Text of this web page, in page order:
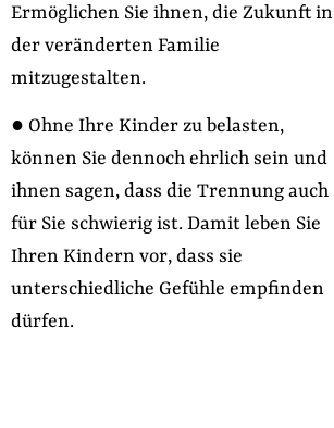
Ermöglichen Sie ihnen, die Zukunft in
der veränderten Familie
mitzugestalten.
● Ohne Ihre Kinder zu belasten,
können Sie dennoch ehrlich sein und
ihnen sagen, dass die Trennung auch
für Sie schwierig ist. Damit leben Sie
Ihren Kindern vor, dass sie
unterschiedliche Gefühle empfinden
dürfen.